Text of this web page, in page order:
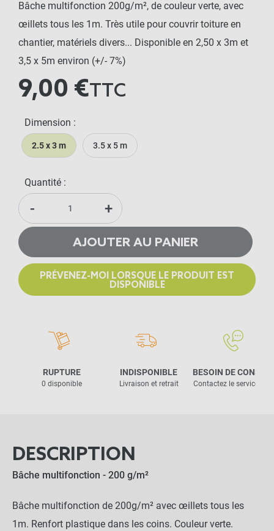
Bâche multifonction 200g/m², de couleur verte, avec
œillets tous les 1m. Très utile pour couvrir toiture en
chantier, matériels divers... Disponible en 2,50 x 3m et
3,5 x 5m environ (+/- 7%)
9,00 €TTC
Dimension :
2.5 x 3 m 3.5 x 5 m
Quantité :
- +
AJOUTER AU PANIER
PRÉVENEZ-MOI LORSQUE LE PRODUIT EST
DISPONIBLE
RUPTURE
0 disponible
INDISPONIBLE
Livraison et retrait
BESOIN DE CONSEIL
Contactez le service
DESCRIPTION
Bâche multifonction - 200 g/m²
Bâche multifonction de 200g/m² avec œillets tous les
1m. Renfort plastique dans les coins. Couleur verte.